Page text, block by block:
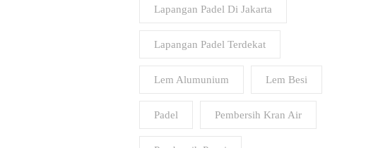
Lapangan Padel Di Jakarta
Lapangan Padel Terdekat
Lem Alumunium Lem Besi
Padel Pembersih Kran Air